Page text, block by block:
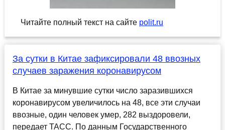
Читайте полный текст на сайте polit.ru
За сутки в Китае зафиксировали 48 ввозных
случаев заражения коронавирусом
В Китае за минувшие сутки число заразившихся
коронавирусом увеличилось на 48, все эти случаи
ввозные, один человек умер, 282 выздоровели,
передает ТАСС. По данным Государственного